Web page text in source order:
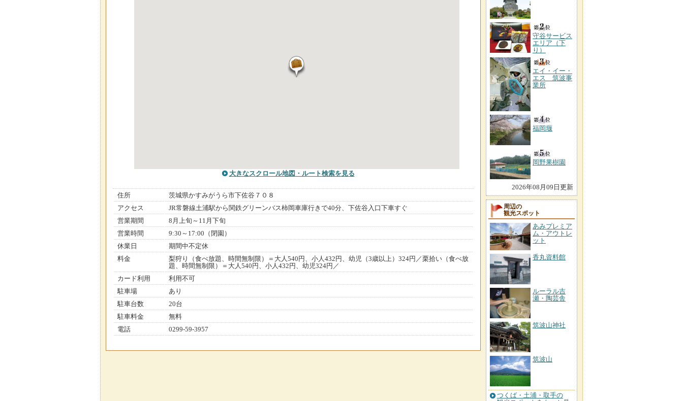
大きなスクロール地図 ・ルート検索を見る
住所
茨城県かすみがうら市下佐谷７０８
アクセス
JR常磐線土浦駅から関鉄グリーンバス柿岡車庫行きで40分、下佐谷入口下車すぐ
営業期間
8月上旬～11月下旬
営業時間
9:30～17:00（閉園）
休業日
期間中不定休
料金
梨狩り（食べ放題、時間無制限）＝大人540円、小人432円、幼児（3歳以上）324円／栗拾い（食べ放
題、時間無制限）＝大人540円、小人432円、幼児324円／
カード利用
利用不可
駐車場
あり
駐車台数
20台
駐車料金
無料
電話
0299-59-3957
守谷サービス
エリア（下
り）
エイ・イー・
エス 筑波事
業所
福岡堰
岡野果樹園
2026年08月09日更新
周辺の
観光スポット
あみプレミア
ム・アウトレ
ット
香丸資料館
ルーラル吉
瀬・陶芸舎
筑波山神社
筑波山
つくば・土浦・取手の